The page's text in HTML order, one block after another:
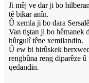
Ji mêj ve dar ji bo
tê bikar anîn.
Û xemla ji bo dara
Van tiştan ji bo hêmanek
hûrgulî têne xemilandin.
Û ew bi birûskek
rengbûna reng diparêze
qedandin.